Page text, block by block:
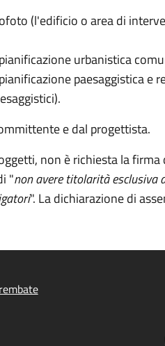
(l'edificio o area di
urbanistica
paesaggistica
e dal progettista.
non è richiesta la
"non avere titolarità esclusiva
". La dichiarazione di